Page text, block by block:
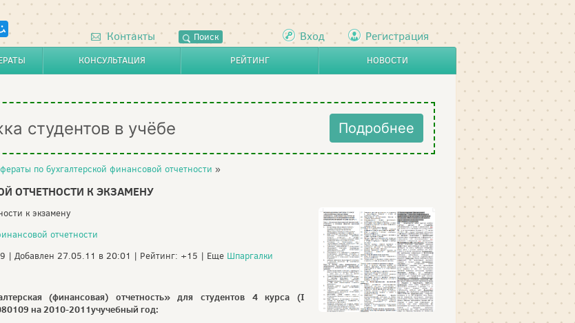
Контакты Поиск Вход Регистрация
КОНСУЛЬТАЦИЯ РЕЙТИНГ НОВОСТИ
студентов в учёбе Подробнее
по бухгалтерской финансовой отчетности »
ОТЧЕТНОСТИ К ЭКЗАМЕНУ
к экзамену
отчетности
| Добавлен 27.05.11 в 20:01 | Рейтинг: +15 | Еще Шпаргалки
(финансовая) отчетность» для студентов 4 курса (I
на 2010-2011учучебный год: